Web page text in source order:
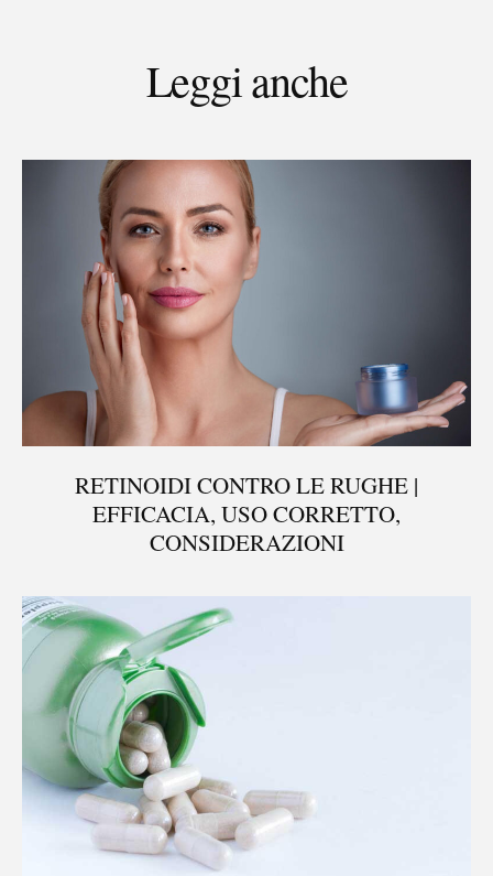
Leggi anche
RETINOIDI CONTRO LE RUGHE |
EFFICACIA, USO CORRETTO,
CONSIDERAZIONI